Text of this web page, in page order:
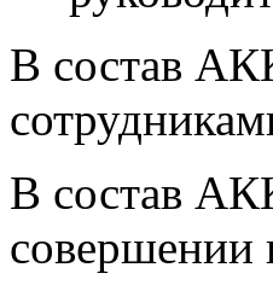
В состав
В состав
совершении